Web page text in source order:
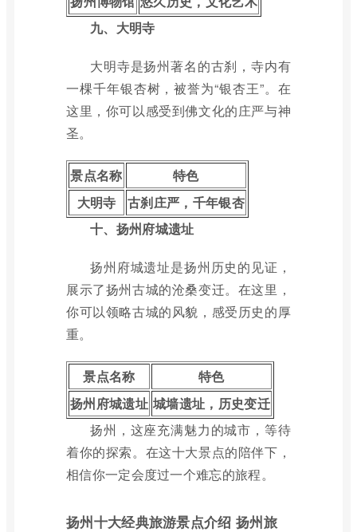
九、大明寺
大明寺是扬州著名的古刹，寺内有
一棵千年银杏树，被誉为“银杏王”。在
这里，你可以感受到佛文化的庄严与神
圣。
景点名称
特色
大明寺
古刹庄严，千年银杏
十、扬州府城遗址
扬州府城遗址是扬州历史的见证，
展示了扬州古城的沧桑变迁。在这里，
你可以领略古城的风貌，感受历史的厚
重。
景点名称
特色
扬州府城遗址 城墙遗址，历史变迁
扬州，这座充满魅力的城市，等待
着你的探索。在这十大景点的陪伴下，
相信你一定会度过一个难忘的旅程。
扬州十大经典旅游景点介绍 扬州旅